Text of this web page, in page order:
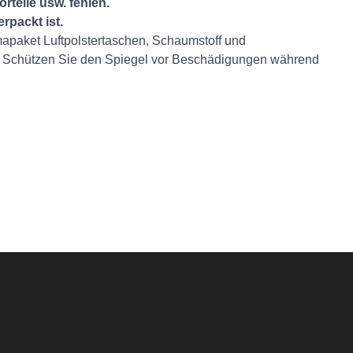
usw. fehlen.
ist.
Luftpolstertaschen, Schaumstoff und
Sie den Spiegel vor Beschädigungen während